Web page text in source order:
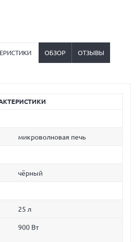
ОБЗОР ОТЗЫВЫ
микроволновая печь
чёрный
25 л
900 Вт